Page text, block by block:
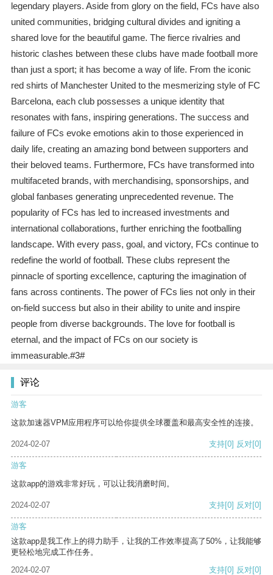
legendary players. Aside from glory on the field, FCs have also
united communities, bridging cultural divides and igniting a
shared love for the beautiful game. The fierce rivalries and
historic clashes between these clubs have made football more
than just a sport; it has become a way of life. From the iconic
red shirts of Manchester United to the mesmerizing style of FC
Barcelona, each club possesses a unique identity that
resonates with fans, inspiring generations. The success and
failure of FCs evoke emotions akin to those experienced in
daily life, creating an amazing bond between supporters and
their beloved teams. Furthermore, FCs have transformed into
multifaceted brands, with merchandising, sponsorships, and
global fanbases generating unprecedented revenue. The
popularity of FCs has led to increased investments and
international collaborations, further enriching the footballing
landscape. With every pass, goal, and victory, FCs continue to
redefine the world of football. These clubs represent the
pinnacle of sporting excellence, capturing the imagination of
fans across continents. The power of FCs lies not only in their
on-field success but also in their ability to unite and inspire
people from diverse backgrounds. The love for football is
eternal, and the impact of FCs on our society is
immeasurable.#3#
评论
游客
这款加速器VPM应用程序可以给你提供全球覆盖和最高安全性的连接。
2024-02-07 支持[0] 反对[0]
游客
这款app的游戏非常好玩，可以让我消磨时间。
2024-02-07 支持[0] 反对[0]
游客
这款app是我工作上的得力助手，让我的工作效率提高了50%，让我能够
更轻松地完成工作任务。
2024-02-07
支持[0] 反对[0]